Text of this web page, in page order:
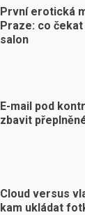
První erotická
Praze: co
salon
E-mail pod
zbavit
Cloud versus
kam ukládat